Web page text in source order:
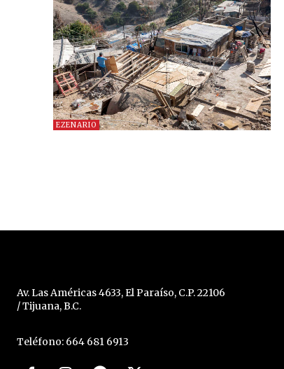
EZENARIO
Av. Las Américas 4633, El Paraíso, C.P. 22106
/ Tijuana, B.C.
Teléfono: 664 681 6913